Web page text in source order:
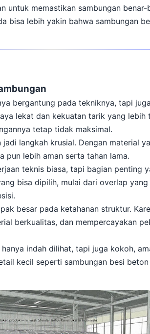
untuk memastikan sambungan
bisa lebih yakin bahwa sambungan
bergantung pada tekniknya, tapi
lekat dan kekuatan tarik yang lebih
tetap tidak maksimal.
langkah krusial. Dengan material
pun lebih aman serta tahan lama.
teknis biasa, tapi bagian penting
bisa dipilih, mulai dari overlap
besar pada ketahanan struktur.
berkualitas, dan mempercayakan
indah dilihat, tapi juga kokoh,
kecil seperti sambungan besi